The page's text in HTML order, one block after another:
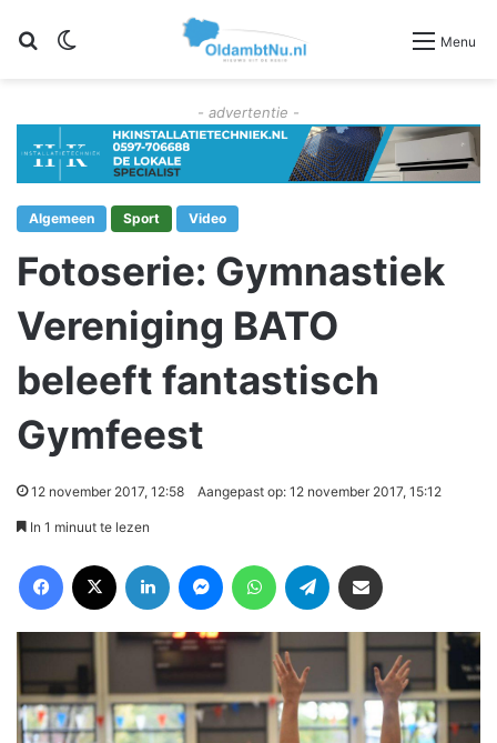
Zoeken Menu
- advertentie -
Algemeen Sport Video
Fotoserie: Gymnastiek
Vereniging BATO
beleeft fantastisch
Gymfeest
12 november 2017, 12:58 Aangepast op: 12 november 2017, 15:12
In 1 minuut te lezen